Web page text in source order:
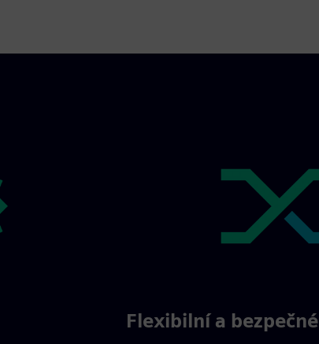
Flexibilní a bezpečné